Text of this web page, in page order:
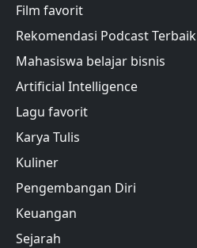
Film favorit
Rekomendasi Podcast Terbaik
Mahasiswa belajar bisnis
Artificial Intelligence
Lagu favorit
Karya Tulis
Kuliner
Pengembangan Diri
Keuangan
Sejarah